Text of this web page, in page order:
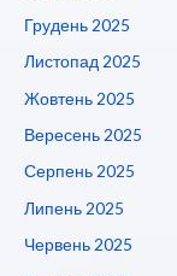
Грудень 2025
Листопад 2025
Жовтень 2025
Вересень 2025
Серпень 2025
Липень 2025
Червень 2025